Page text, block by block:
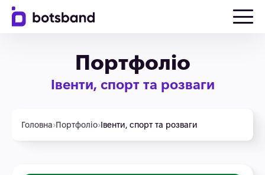
Портфоліо
Івенти, спорт та розваги
Головна›Портфоліо›Івенти, спорт та розваги